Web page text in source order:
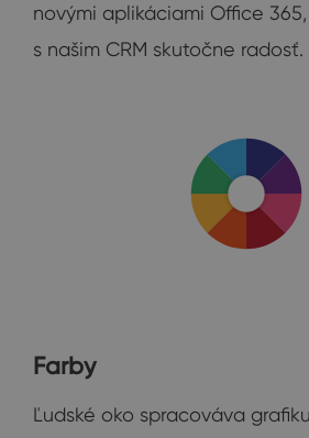
novými aplikáciami Office
s našim CRM skutočne radosť.
Farby
Ľudské oko spracováva